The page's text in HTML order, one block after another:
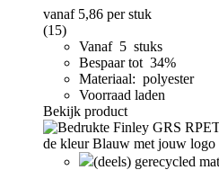
vanaf 5,86 per stuk
(15)
Vanaf 5 stuks
Bespaar tot 34%
Materiaal: polyester
Voorraad laden
Bekijk product
(deels) gerecycled